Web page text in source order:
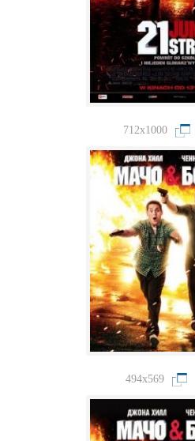
712x1000
494x569